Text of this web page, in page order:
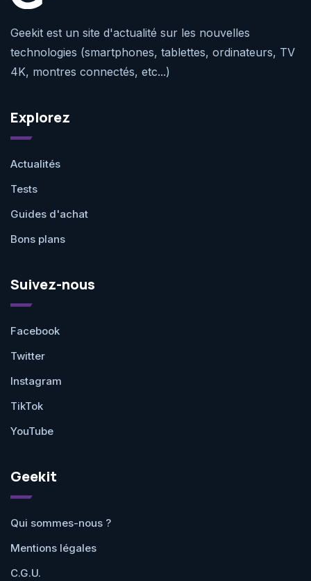
Geekit est un site d'actualité sur les nouvelles
technologies (smartphones, tablettes, ordinateurs, TV
4K, montres connectés, etc...)
Explorez
Actualités
Tests
Guides d'achat
Bons plans
Suivez-nous
Facebook
Twitter
Instagram
TikTok
YouTube
Geekit
Qui sommes-nous ?
Mentions légales
C.G.U.